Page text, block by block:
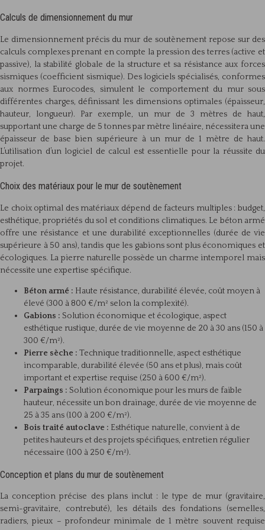
Calculs de dimensionnement du mur
Le dimensionnement précis du mur de soutènement repose sur des
calculs complexes prenant en compte la pression des terres (active et
passive), la stabilité globale de la structure et sa résistance aux forces
sismiques (coefficient sismique). Des logiciels spécialisés, conformes
aux normes Eurocodes, simulent le comportement du mur sous
différentes charges, définissant les dimensions optimales (épaisseur,
hauteur, longueur). Par exemple, un mur de 3 mètres de haut,
supportant une charge de 5 tonnes par mètre linéaire, nécessitera une
épaisseur de base bien supérieure à un mur de 1 mètre de haut.
L’utilisation d’un logiciel de calcul est essentielle pour la réussite du
projet.
Choix des matériaux pour le mur de soutènement
Le choix optimal des matériaux dépend de facteurs multiples : budget,
esthétique, propriétés du sol et conditions climatiques. Le béton armé
offre une résistance et une durabilité exceptionnelles (durée de vie
supérieure à 50 ans), tandis que les gabions sont plus économiques et
écologiques. La pierre naturelle possède un charme intemporel mais
nécessite une expertise spécifique.
Béton armé : Haute résistance, durabilité élevée, coût moyen à
élevé (300 à 800 €/m² selon la complexité).
Gabions : Solution économique et écologique, aspect
esthétique rustique, durée de vie moyenne de 20 à 30 ans (150 à
300 €/m²).
Pierre sèche : Technique traditionnelle, aspect esthétique
incomparable, durabilité élevée (50 ans et plus), mais coût
important et expertise requise (250 à 600 €/m²).
Parpaings : Solution économique pour les murs de faible
hauteur, nécessite un bon drainage, durée de vie moyenne de
25 à 35 ans (100 à 200 €/m²).
Bois traité autoclave : Esthétique naturelle, convient à de
petites hauteurs et des projets spécifiques, entretien régulier
nécessaire (100 à 250 €/m²).
Conception et plans du mur de soutènement
La conception précise des plans inclut : le type de mur (gravitaire,
semi-gravitaire, contrebuté), les détails des fondations (semelles,
radiers, pieux – profondeur minimale de 1 mètre souvent requise